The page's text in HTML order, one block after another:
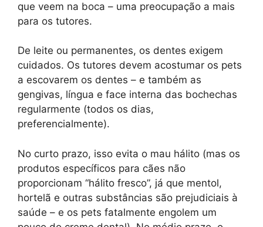
que veem na boca – uma preocupação a mais
para os tutores.
De leite ou permanentes, os dentes exigem
cuidados. Os tutores devem acostumar os pets
a escovarem os dentes – e também as
gengivas, língua e face interna das bochechas
regularmente (todos os dias,
preferencialmente).
No curto prazo, isso evita o mau hálito (mas os
produtos específicos para cães não
proporcionam “hálito fresco”, já que mentol,
hortelã e outras substâncias são prejudiciais à
saúde – e os pets fatalmente engolem um